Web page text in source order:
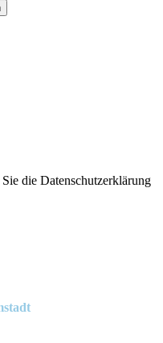
die Datenschutzerklärung